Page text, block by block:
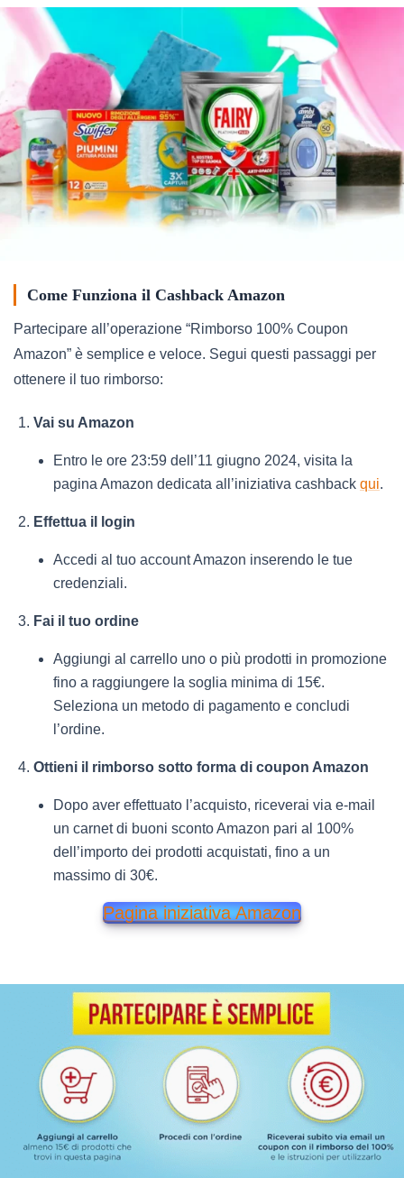
Come Funziona il Cashback Amazon
Partecipare all’operazione “Rimborso 100% Coupon
Amazon” è semplice e veloce. Segui questi passaggi per
ottenere il tuo rimborso:
Vai su Amazon
Entro le ore 23:59 dell’11 giugno 2024, visita la
pagina Amazon dedicata all’iniziativa cashback qui.
Effettua il login
Accedi al tuo account Amazon inserendo le tue
credenziali.
Fai il tuo ordine
Aggiungi al carrello uno o più prodotti in promozione
fino a raggiungere la soglia minima di 15€.
Seleziona un metodo di pagamento e concludi
l’ordine.
Ottieni il rimborso sotto forma di coupon Amazon
Dopo aver effettuato l’acquisto, riceverai via e-mail
un carnet di buoni sconto Amazon pari al 100%
dell’importo dei prodotti acquistati, fino a un
massimo di 30€.
Pagina iniziativa Amazon